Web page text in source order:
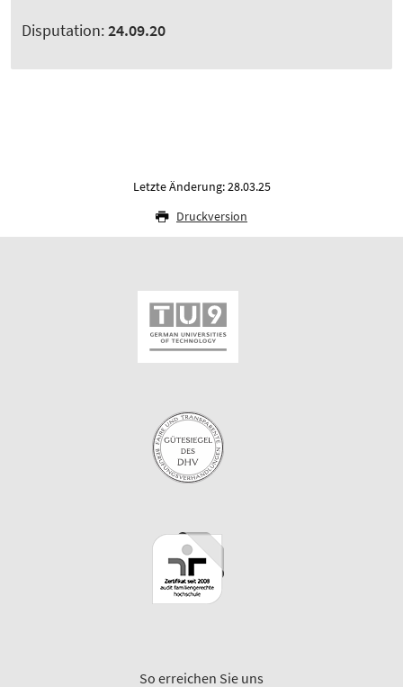
Disputation:24.09.20
Letzte Änderung: 28.03.25
Druckversion
So erreichen Sie uns